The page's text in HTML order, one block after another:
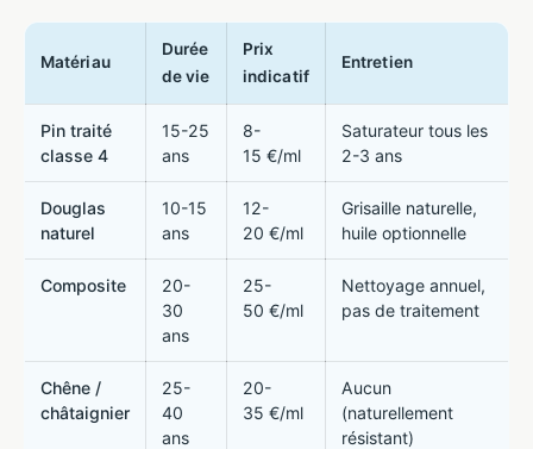
Matériau
Durée
de vie
Prix
indicatif
Entretien
Pin traité
classe 4
15-25
ans
8-
15 €/ml
Saturateur tous les
2-3 ans
Douglas
naturel
10-15
ans
12-
20 €/ml
Grisaille naturelle,
huile optionnelle
Composite
20-
30
ans
25-
50 €/ml
Nettoyage annuel,
pas de traitement
Chêne /
châtaignier
25-
40
ans
20-
35 €/ml
Aucun
(naturellement
résistant)